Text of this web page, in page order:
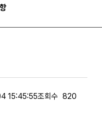
15:45:55조회수 820